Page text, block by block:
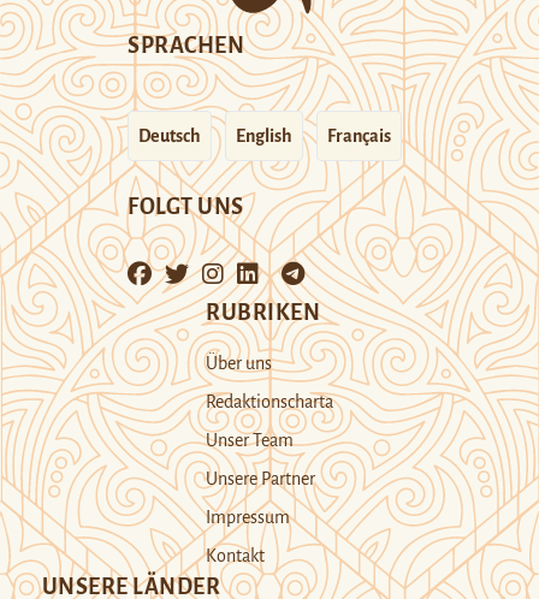
SPRACHEN
Deutsch English Français
FOLGT UNS
RUBRIKEN
Über uns
Redaktionscharta
Unser Team
Unsere Partner
Impressum
Kontakt
UNSERE LÄNDER